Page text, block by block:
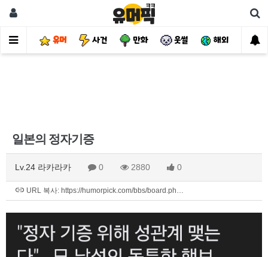
유머 사건 만화 웃썰 해외 핫
일본의 정자기증
Lv.24 라카라카 0 2880 0
URL 복사: https://humorpick.com/bbs/board.ph…